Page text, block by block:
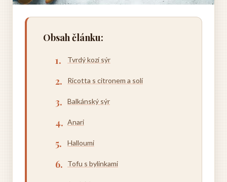
Obsah článku:
Tvrdý kozí sýr
Ricotta s citronem a solí
Balkánský sýr
Anari
Halloumi
Tofu s bylinkami